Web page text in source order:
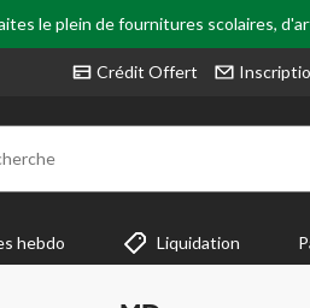
le plein de fournitures scolaires,
Crédit Offert
hebdo Liquidation